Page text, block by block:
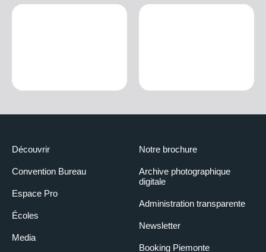
Découvrir
Convention Bureau
Espace Pro
Écoles
Media
Notre brochure
Archive photographique
digitale
Administration transparente
Newsletter
Booking Piemonte